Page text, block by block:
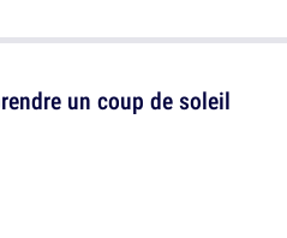
un coup de soleil